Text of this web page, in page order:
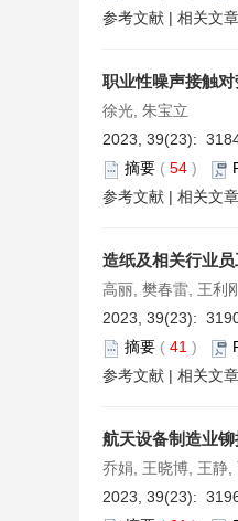
参考文献 | 相关文章
职业性噪声接触
徐光, 朱宝立
2023, 39(23):
摘要 ( 54 )
参考文献 | 相关文章
造纸及相关行业
高丽, 樊春雷, 王利
2023, 39(23):
摘要 ( 41 )
参考文献 | 相关文章
航天设备制造业
乔娟, 王晓博, 王静,
2023, 39(23):